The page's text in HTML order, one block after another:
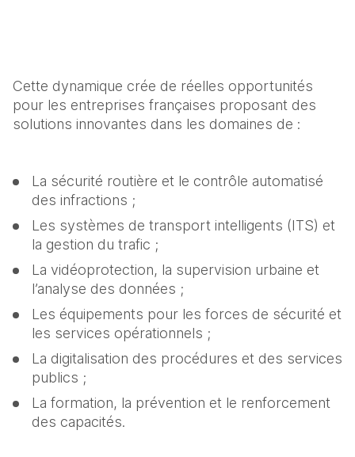
Cette dynamique crée de réelles opportunités
pour les entreprises françaises proposant des
solutions innovantes dans les domaines de :
La sécurité routière et le contrôle automatisé
des infractions ;
Les systèmes de transport intelligents (ITS) et
la gestion du trafic ;
La vidéoprotection, la supervision urbaine et
l’analyse des données ;
Les équipements pour les forces de sécurité et
les services opérationnels ;
La digitalisation des procédures et des services
publics ;
La formation, la prévention et le renforcement
des capacités.